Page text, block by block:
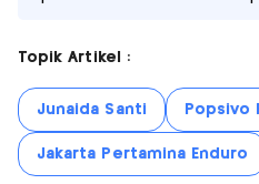
Topik Artikel :
Junaida Santi Popsivo
Jakarta Pertamina Enduro